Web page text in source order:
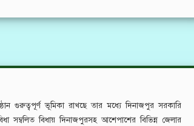
গুরুত্বপূর্ণ ভূমিকা রাখছে তার মধ্যে দিনাজপুর সরকারি
বিধায় দিনাজপুরসহ আশেপাশের বিভিন্ন জেলার